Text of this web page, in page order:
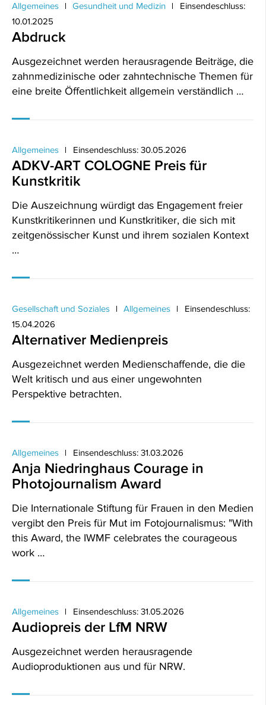
Allgemeines Gesundheit und Medizin
Einsendeschluss:
10.01.2025
Abdruck
Ausgezeichnet werden herausragende Beiträge, die
zahnmedizinische oder zahntechnische Themen für
eine breite Öffentlichkeit allgemein verständlich …
Allgemeines Einsendeschluss: 30.05.2026
ADKV-ART COLOGNE Preis für
Kunstkritik
Die Auszeichnung würdigt das Engagement freier
Kunstkritikerinnen und Kunstkritiker, die sich mit
zeitgenössischer Kunst und ihrem sozialen Kontext
…
Gesellschaft und Soziales Allgemeines
Einsendeschluss:
15.04.2026
Alternativer Medienpreis
Ausgezeichnet werden Medienschaffende, die die
Welt kritisch und aus einer ungewohnten
Perspektive betrachten.
Allgemeines Einsendeschluss: 31.03.2026
Anja Niedringhaus Courage in
Photojournalism Award
Die Internationale Stiftung für Frauen in den Medien
vergibt den Preis für Mut im Fotojournalismus: "With
this Award, the IWMF celebrates the courageous
work …
Allgemeines Einsendeschluss: 31.05.2026
Audiopreis der LfM NRW
Ausgezeichnet werden herausragende
Audioproduktionen aus und für NRW.